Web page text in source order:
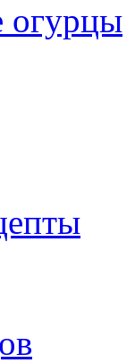
огурцы